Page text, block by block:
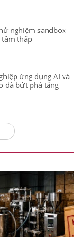
nghiệm sandbox
tầm thấp
ứng dụng AI và
đà bứt phá tăng